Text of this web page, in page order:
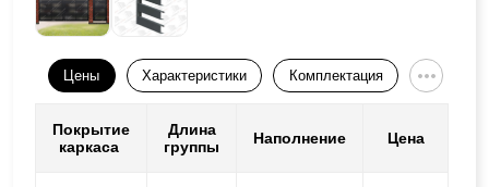
Цены Характеристики Комплектация
Покрытие
каркаса
Длина
группы
Наполнение Цена